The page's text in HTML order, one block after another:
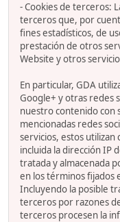
- Cookies de terceros:
terceros que, por
fines estadísticos, de
prestación de otros
Website y otros
En particular, GDA
Google+ y otras redes
nuestro contenido con
mencionadas redes
servicios, estos utilizan
incluida la dirección IP
tratada y almacenada
en los términos fijados
Incluyendo la posible
terceros por razones
terceros procesen la